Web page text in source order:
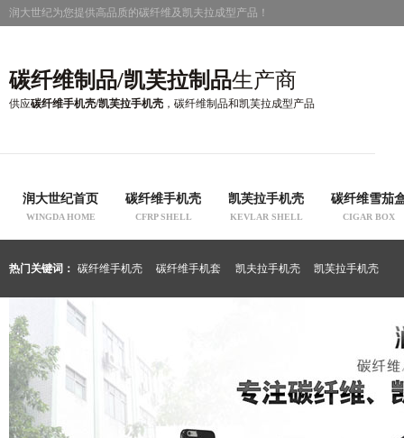
润大世纪为您提供高品质的碳纤维及凯夫拉成型产品！
碳纤维制品/凯芙拉制品生产商
供应碳纤维手机壳/凯芙拉手机壳 ，碳纤维制品和凯芙拉成型产品
润大世纪首页
WINGDA HOME
碳纤维手机壳
CFRP SHELL
凯芙拉手机壳
KEVLAR SHELL
碳纤维雪茄
CIGAR BOX
热门关键词： 碳纤维手机壳 碳纤维手机套 凯夫拉手机壳 凯芙拉手机壳